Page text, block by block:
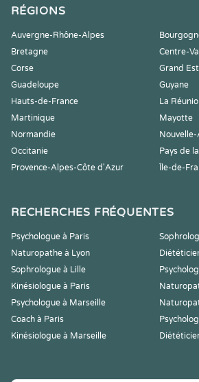
RÉGIONS
Auvergne-Rhône-Alpes
Bretagne
Centre-
Corse
Grand Est
Guadeloupe
Guyane
Hauts-de-France
La
Martinique
Mayotte
Normandie
Occitanie
Pays de
Provence-Alpes-Côte d'Azur
Île-de-
RECHERCHES FRÉQUENTES
Psychologue à Paris
Naturopathe à Lyon
Sophrologue à Lille
Kinésiologue à Paris
Psychologue à Marseille
Coach à Paris
Kinésiologue à Marseille